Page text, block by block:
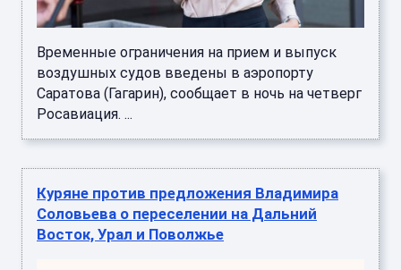
Временные ограничения на прием и выпуск
воздушных судов введены в аэропорту
Саратова (Гагарин), сообщает в ночь на четверг
Росавиация. ...
Куряне против предложения Владимира
Соловьева о переселении на Дальний
Восток, Урал и Поволжье